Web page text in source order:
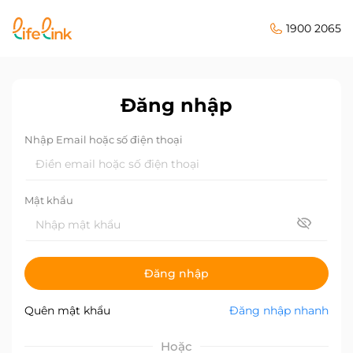
1900 2065
Đăng nhập
Nhập Email hoặc số điện thoại
Mật khẩu
Đăng nhập
Quên mật khẩu Đăng nhập nhanh
Hoặc